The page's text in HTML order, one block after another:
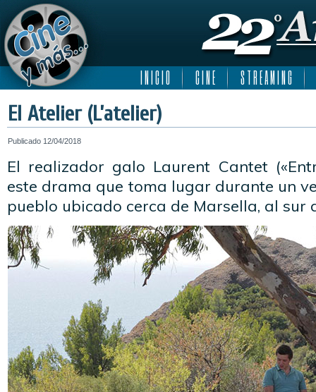
I N I C I O C I N E S T R E A M I N G
El Atelier (L’atelier)
Publicado 12/04/2018
El realizador galo Laurent Cantet
este drama que toma lugar durante un
pueblo ubicado cerca de Marsella, al sur